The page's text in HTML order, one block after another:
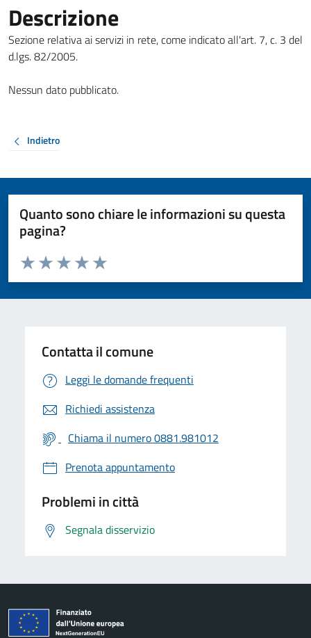
Descrizione
Sezione relativa ai servizi in rete, come indicato all'art. 7, c. 3 del
d.lgs. 82/2005.
Nessun dato pubblicato.
Indietro
Quanto sono chiare le informazioni su questa
pagina?
Valuta da 1 a 5 stelle la pagina
Valuta 5 stelle su 5
Valuta 4 stelle su 5
Valuta 3 stelle su 5
Valuta 2 stelle su 5
Valuta 1 stelle su 5
Contatta il comune
Leggi le domande frequenti
Richiedi assistenza
Chiama il numero 0881.981012
Prenota appuntamento
Problemi in città
Segnala disservizio